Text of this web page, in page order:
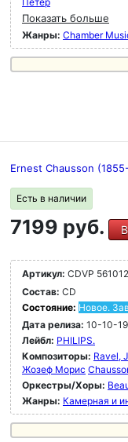
Показать больше
Жанры: Chamber
Ernest Chausson
Есть в наличии
7199 руб.
Артикул: CDVP 561012
Состав: CD
Состояние: Новое.
Дата релиза: 10-10-
Лейбл: PHILIPS.
Композиторы: Ravel,
Жозеф Морис
Оркестры/Хоры:
Жанры: Камерная и